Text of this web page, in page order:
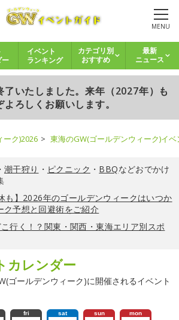
MENU
ー
イベント
ランキング
カテゴリ別
おすすめ
最新
ニュース
了いたしました。来年（2027年）も
よろしくお願いします。
ーク)2026 東海のGW(ゴールデンウィーク)イ
・ 潮干狩り ・ ピクニック ・ BBQなどおでかけ
も】2026年のゴールデンウィークはいつか
ク予想と回避術をご紹介
行く！？関東・関西・東海エリア別スポ
カレンダー
ゴールデンウィーク)に開催されるイベント
fri sat sun mon